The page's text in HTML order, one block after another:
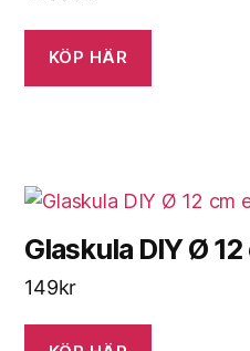
KÖP HÄR
Glaskula DIY Ø
149kr